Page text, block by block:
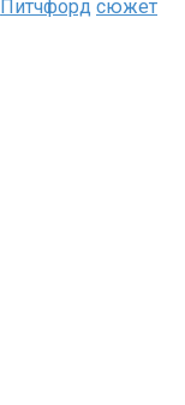
Питчфорд сюжет